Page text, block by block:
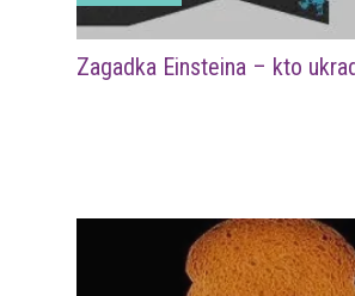
Zagadka Einsteina – kto